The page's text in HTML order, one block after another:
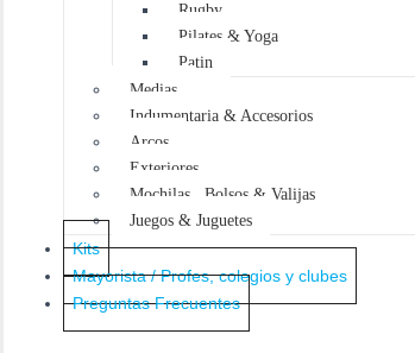
Rugby
Pilates & Yoga
Patin
Medias
Indumentaria & Accesorios
Arcos
Exteriores
Mochilas , Bolsos & Valijas
Juegos & Juguetes
Kits
Mayorista / Profes, colegios y clubes
Preguntas Frecuentes